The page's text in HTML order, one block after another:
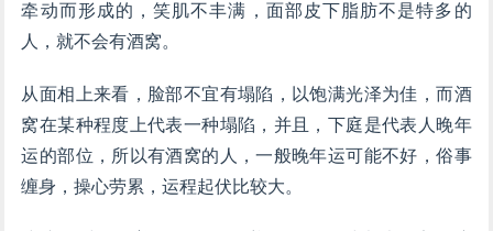
牵动而形成的，笑肌不丰满，面部皮下脂肪不是特多的
人，就不会有酒窝。
从面相上来看，脸部不宜有塌陷，以饱满光泽为佳，而酒
窝在某种程度上代表一种塌陷，并且，下庭是代表人晚年
运的部位，所以有酒窝的人，一般晚年运可能不好，俗事
缠身，操心劳累，运程起伏比较大。